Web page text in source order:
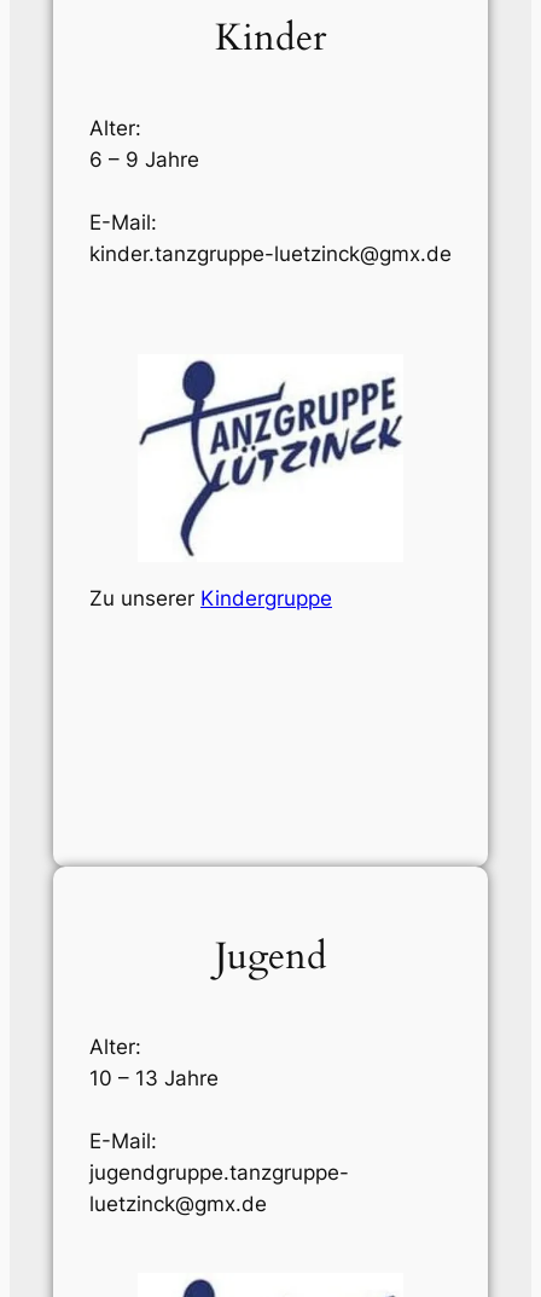
Kinder
Alter:
6 – 9 Jahre
E-Mail:
kinder.tanzgruppe-luetzinck@gmx.de
Zu unserer Kindergruppe
Jugend
Alter:
10 – 13 Jahre
E-Mail:
jugendgruppe.tanzgruppe-
luetzinck@gmx.de